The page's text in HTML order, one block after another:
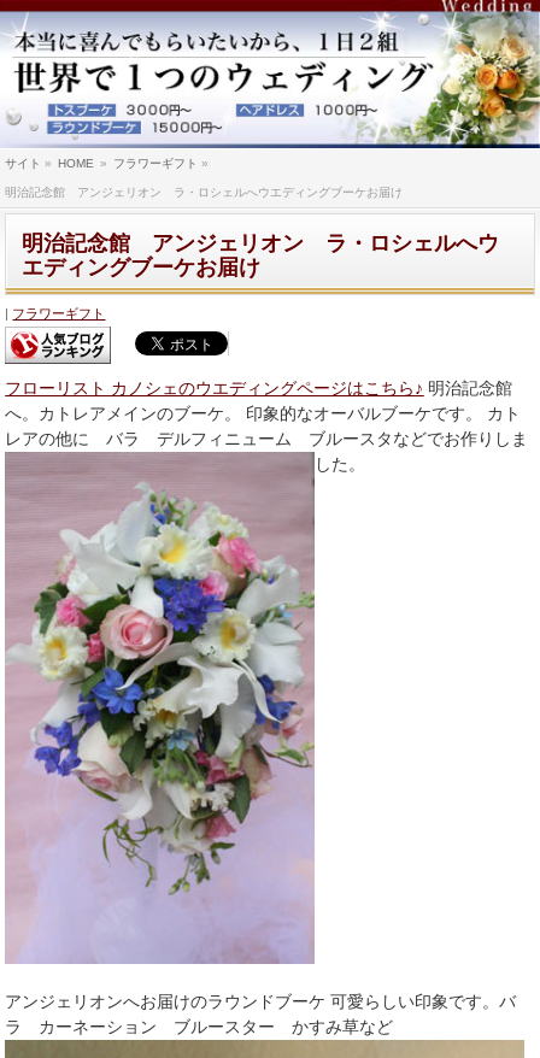
サイト » HOME » フラワーギフト »
明治記念館 アンジェリオン ラ・ロシェルへウエディングブーケお届け
明治記念館 アンジェリオン ラ・ロシェルへウ
エディングブーケお届け
フラワーギフト
フローリスト カノシェのウエディングページはこちら♪ 明治記念館
へ。カトレアメインのブーケ。 印象的なオーバルブーケです。 カト
レアの他に バラ デルフィニューム ブルースタなどでお作りしま
した。
アンジェリオンへお届けのラウンドブーケ 可愛らしい印象です。バ
ラ カーネーション ブルースター かすみ草など